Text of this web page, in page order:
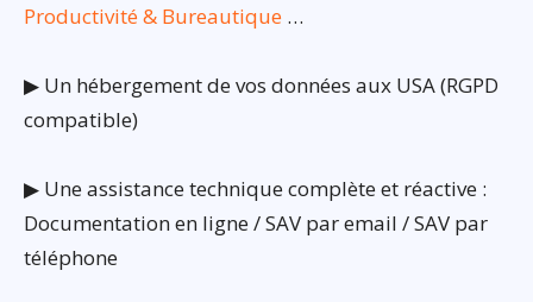
Productivité & Bureautique …
▶ Un hébergement de vos données aux USA (RGPD
compatible)
▶ Une assistance technique complète et réactive :
Documentation en ligne / SAV par email / SAV par
téléphone